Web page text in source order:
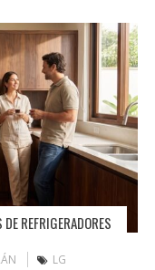
REFRIGERADORES
LG